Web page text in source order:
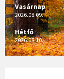
Vasárnap
2026.08.09.
Hétfő
2026.08.10.